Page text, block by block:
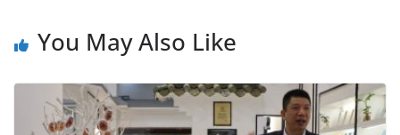
You May Also Like